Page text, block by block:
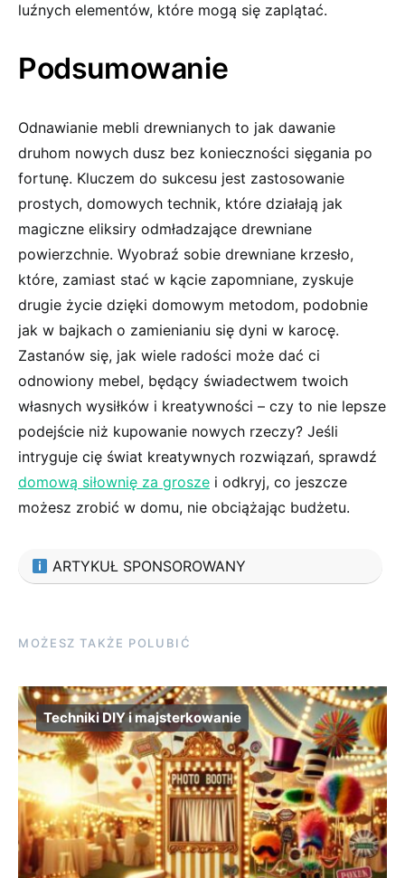
luźnych elementów, które mogą się zaplątać.
Podsumowanie
Odnawianie mebli drewnianych to jak dawanie
druhom nowych dusz bez konieczności sięgania po ​
fortunę. Kluczem do sukcesu jest zastosowanie
prostych, domowych technik, ⁤które działają jak
magiczne eliksiry odmładzające drewniane
powierzchnie. ⁤Wyobraź sobie drewniane krzesło,
które, zamiast stać w kącie ‍zapomniane, zyskuje
drugie⁣ życie dzięki ⁣domowym ⁤metodom, podobnie⁣
jak ⁣w bajkach ​o zamienianiu się dyni‌ w karocę.
Zastanów się, jak‍ wiele radości może dać ci
odnowiony mebel, będący‍ świadectwem twoich
własnych wysiłków⁣ i kreatywności – czy to ‍nie lepsze
podejście niż kupowanie ⁣nowych rzeczy? Jeśli
intryguje cię świat kreatywnych rozwiązań, sprawdź
domową siłownię za grosze i odkryj, co jeszcze
możesz zrobić w domu, nie obciążając budżetu.
ARTYKUŁ SPONSOROWANY
MOŻESZ TAKŻE POLUBIĆ
Techniki DIY i majsterkowanie